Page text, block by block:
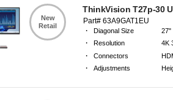
New
Retail
ThinkVision T27p-30
Part# 63A9GAT1EU
· Diagonal Size 27"
· Resolution 4K
· Connectors
· Adjustments